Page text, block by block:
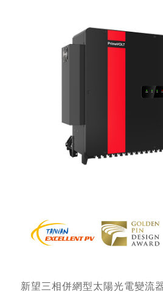
新望三相併網型太陽光電變流